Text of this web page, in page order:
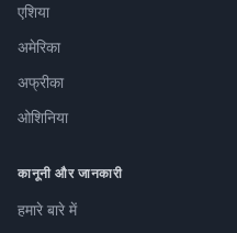
एशिया
अमेरिका
अफ्रीका
ओशिनिया
कानूनी और जानकारी
हमारे बारे में